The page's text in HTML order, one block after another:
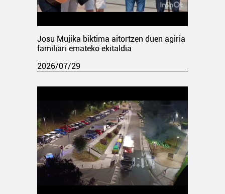
Josu Mujika biktima aitortzen duen agiria
familiari emateko ekitaldia
2026/07/29